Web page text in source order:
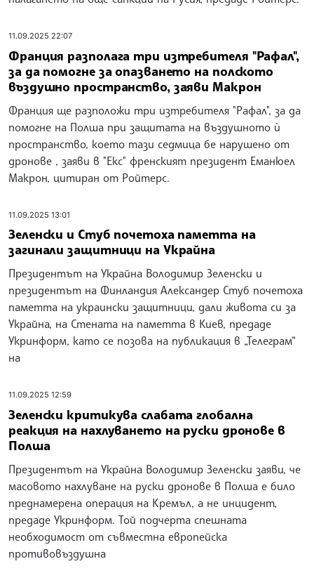
11.09.2025 22:07
Франция разполага три изтребителя "Рафал",
за да помогне за опазването на полското
въздушно пространство, заяви Макрон
Франция ще разположи три изтребителя "Рафал", за да
помогне на Полша при защитата на въздушното ѝ
пространство, което тази седмица бе нарушено от
дронове , заяви в "Екс" френският президент Еманюел
Макрон, цитиран от Ройтерс.
11.09.2025 13:01
Зеленски и Стуб почетоха паметта на
загинали защитници на Украйна
Президентът на Украйна Володимир Зеленски и
президентът на Финландия Александер Стуб почетоха
паметта на украински защитници, дали живота си за
Украйна, на Стената на паметта в Киев, предаде
Укринформ, като се позова на публикация в „Телеграм“
на
11.09.2025 12:59
Зеленски критикува слабата глобална
реакция на нахлуването на руски дронове в
Полша
Президентът на Украйна Володимир Зеленски заяви, че
масовото нахлуване на руски дронове в Полша е било
преднамерена операция на Кремъл, а не инцидент,
предаде Укринформ. Той подчерта спешната
необходимост от съвместна европейска
противовъздушна